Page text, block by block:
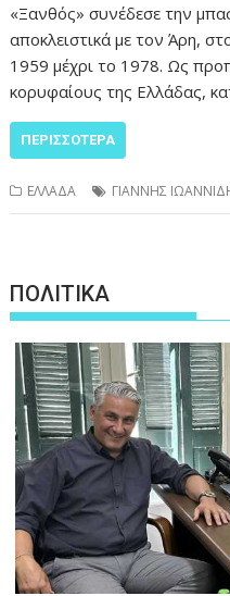
«Ξανθός» συνέδεσε την
αποκλειστικά με τον Άρη,
1959 μέχρι το 1978. Ως
κορυφαίους της Ελλάδας,
ΠΕΡΙΣΣΌΤΕΡΑ
ΕΛΛΑΔΑ ΓΙΑΝΝΗΣ
ΠΟΛΙΤΙΚΑ